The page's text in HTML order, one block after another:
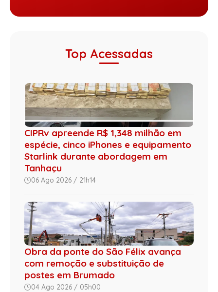
Top Acessadas
CIPRv apreende R$ 1,348 milhão em
espécie, cinco iPhones e equipamento
Starlink durante abordagem em
Tanhaçu
06 Ago 2026 / 21h14
Obra da ponte do São Félix avança
com remoção e substituição de
postes em Brumado
04 Ago 2026 / 05h00